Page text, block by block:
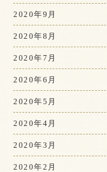
2020年9月
2020年8月
2020年7月
2020年6月
2020年5月
2020年4月
2020年3月
2020年2月